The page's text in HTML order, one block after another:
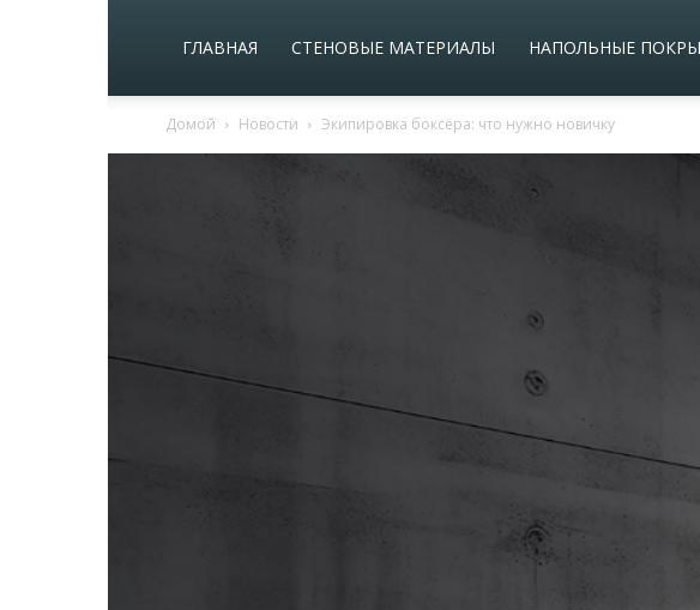
ГЛАВНАЯ СТЕНОВЫЕ МАТЕРИАЛЫ НАПОЛЬНЫЕ
Домой Новости Экипировка боксёра: что нужно новичку